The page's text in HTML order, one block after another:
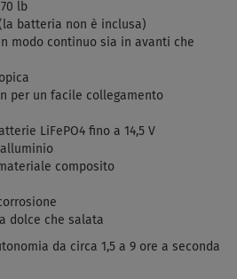
lb
batteria non è inclusa)
modo continuo sia in avanti che
per un facile collegamento
LiFePO4 fino a 14,5 V
composito
dolce che salata
da circa 1,5 a 9 ore a seconda